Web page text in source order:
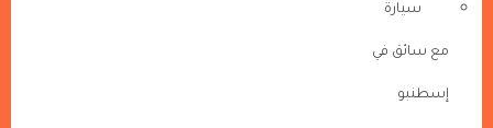
سيارة
مع سائق في
إسطنبو